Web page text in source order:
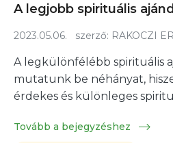
A legjobb spirituális
2023.05.06. szerző: RAKOCZI
A legkülönfélébb spirituális
mutatunk be néhányat,
érdekes és különleges
Tovább a bejegyzéshez